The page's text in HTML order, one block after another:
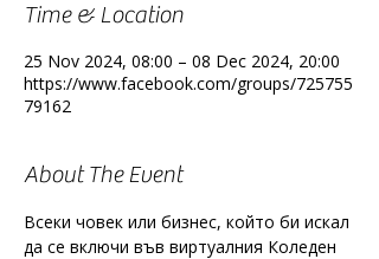
Time & Location
25 Nov 2024, 08:00 – 08 Dec 2024, 20:00
https://www.facebook.com/groups/725755
79162
About The Event
Всеки човек или бизнес, който би искал
да се включи във виртуалния Коледен